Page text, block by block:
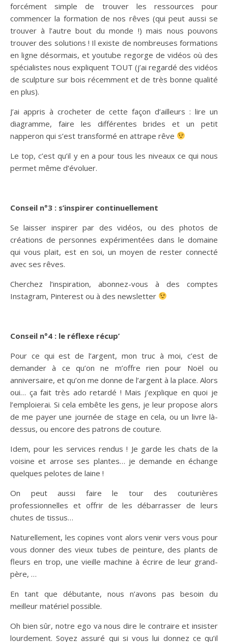
forcément simple de trouver les ressources pour
commencer la formation de nos rêves (qui peut aussi se
trouver à l’autre bout du monde !) mais nous pouvons
trouver des solutions ! Il existe de nombreuses formations
en ligne désormais, et youtube regorge de vidéos où des
spécialistes nous expliquent TOUT (j’ai regardé des vidéos
de sculpture sur bois récemment et de très bonne qualité
en plus).
J’ai appris à crocheter de cette façon d’ailleurs : lire un
diagramme, faire les différentes brides et un petit
napperon qui s’est transformé en attrape rêve
Le top, c’est qu’il y en a pour tous les niveaux ce qui nous
permet même d’évoluer.
Conseil n°3 : s’inspirer continuellement
Se laisser inspirer par des vidéos, ou des photos de
créations de personnes expérimentées dans le domaine
qui vous plait, est en soi, un moyen de rester connecté
avec ses rêves.
Cherchez l’inspiration, abonnez-vous à des comptes
Instagram, Pinterest ou à des newsletter
Conseil n°4 : le réflexe récup’
Pour ce qui est de l’argent, mon truc à moi, c’est de
demander à ce qu’on ne m’offre rien pour Noël ou
anniversaire, et qu’on me donne de l’argent à la place. Alors
oui… ça fait très ado retardé ! Mais j’explique en quoi je
l’emploierai. Si cela embête les gens, je leur propose alors
de me payer une journée de stage en cela, ou un livre là-
dessus, ou encore des patrons de couture.
Idem, pour les services rendus ! Je garde les chats de la
voisine et arrose ses plantes… je demande en échange
quelques pelotes de laine !
On peut aussi faire le tour des couturières
professionnelles et offrir de les débarrasser de leurs
chutes de tissus…
Naturellement, les copines vont alors venir vers vous pour
vous donner des vieux tubes de peinture, des plants de
fleurs en trop, une vieille machine à écrire de leur grand-
père, …
En tant que débutante, nous n’avons pas besoin du
meilleur matériel possible.
Oh bien sûr, notre ego va nous dire le contraire et insister
lourdement. Soyez assuré qui si vous lui donnez ce qu’il